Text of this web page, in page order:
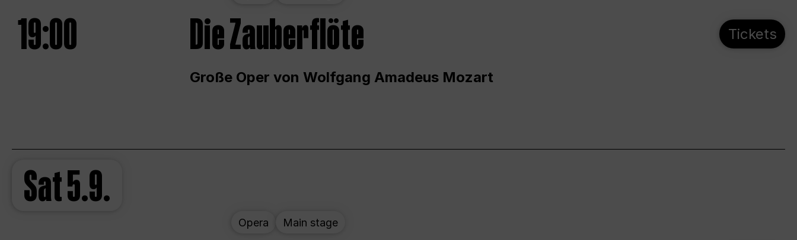
19:00 Die Zauberflöte
Große Oper von Wolfgang Amadeus Mozart
Tickets
Sat5.9.
Opera Main stage